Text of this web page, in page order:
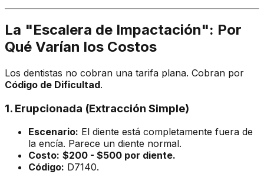
La "Escalera de Impactación": Por
Qué Varían los Costos
Los dentistas no cobran una tarifa plana. Cobran por
Código de Dificultad.
1. Erupcionada (Extracción Simple)
Escenario: El diente está completamente fuera de
la encía. Parece un diente normal.
Costo: $200 - $500 por diente.
Código: D7140.